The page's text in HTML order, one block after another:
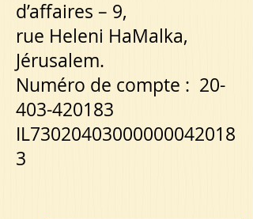
d’affaires – 9,
rue Heleni HaMalka,
Jérusalem.
Numéro de compte : 20-
403-420183
IL73020403000000042018
3